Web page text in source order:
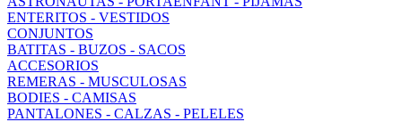
ENTERITOS - VESTIDOS
CONJUNTOS
BATITAS - BUZOS - SACOS
ACCESORIOS
REMERAS - MUSCULOSAS
BODIES - CAMISAS
PANTALONES - CALZAS - PELELES